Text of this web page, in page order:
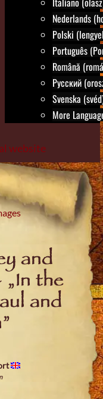
Nederlands
Polski
Português
Română
Русский
Svenska
More
website
and
the
and